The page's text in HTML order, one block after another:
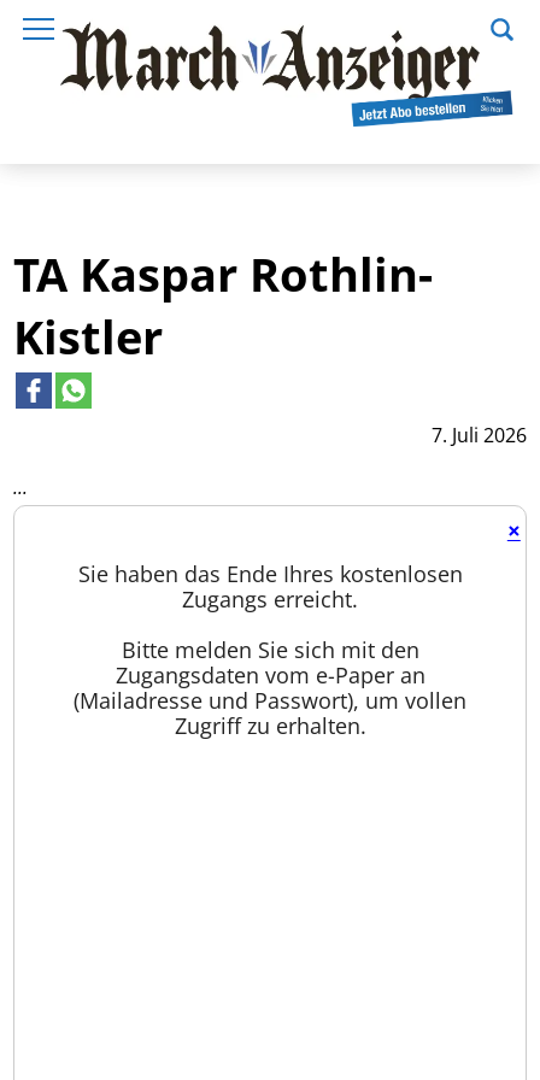
7. Juli 2026
TA Kaspar Rothlin-
Kistler
...
×
Sie haben das Ende Ihres kostenlosen
Zugangs erreicht.
Bitte melden Sie sich mit den
Zugangsdaten vom e-Paper an
(Mailadresse und Passwort), um vollen
Zugriff zu erhalten.